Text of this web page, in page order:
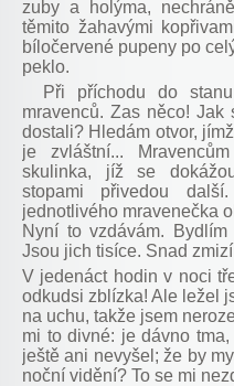
zuby a holýma,
těmito žahavými
bíločervené pupeny po
peklo.
Při příchodu do
mravenců. Zas něco! Jak
dostali? Hledám otvor,
je zvláštní...
skulinka, jíž se
stopami přivedou
jednotlivého mravenečka
Nyní to vzdávám.
Jsou jich tisíce. Snad
V jedenáct hodin v noci
odkudsi zblízka! Ale ležel
na uchu, takže jsem
mi to divné: je dávno
ještě ani nevyšel; že by
noční vidění? To se mi